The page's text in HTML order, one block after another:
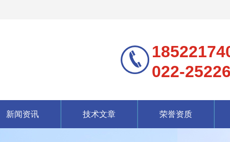
022-
新闻资讯 技术文章 荣誉资质